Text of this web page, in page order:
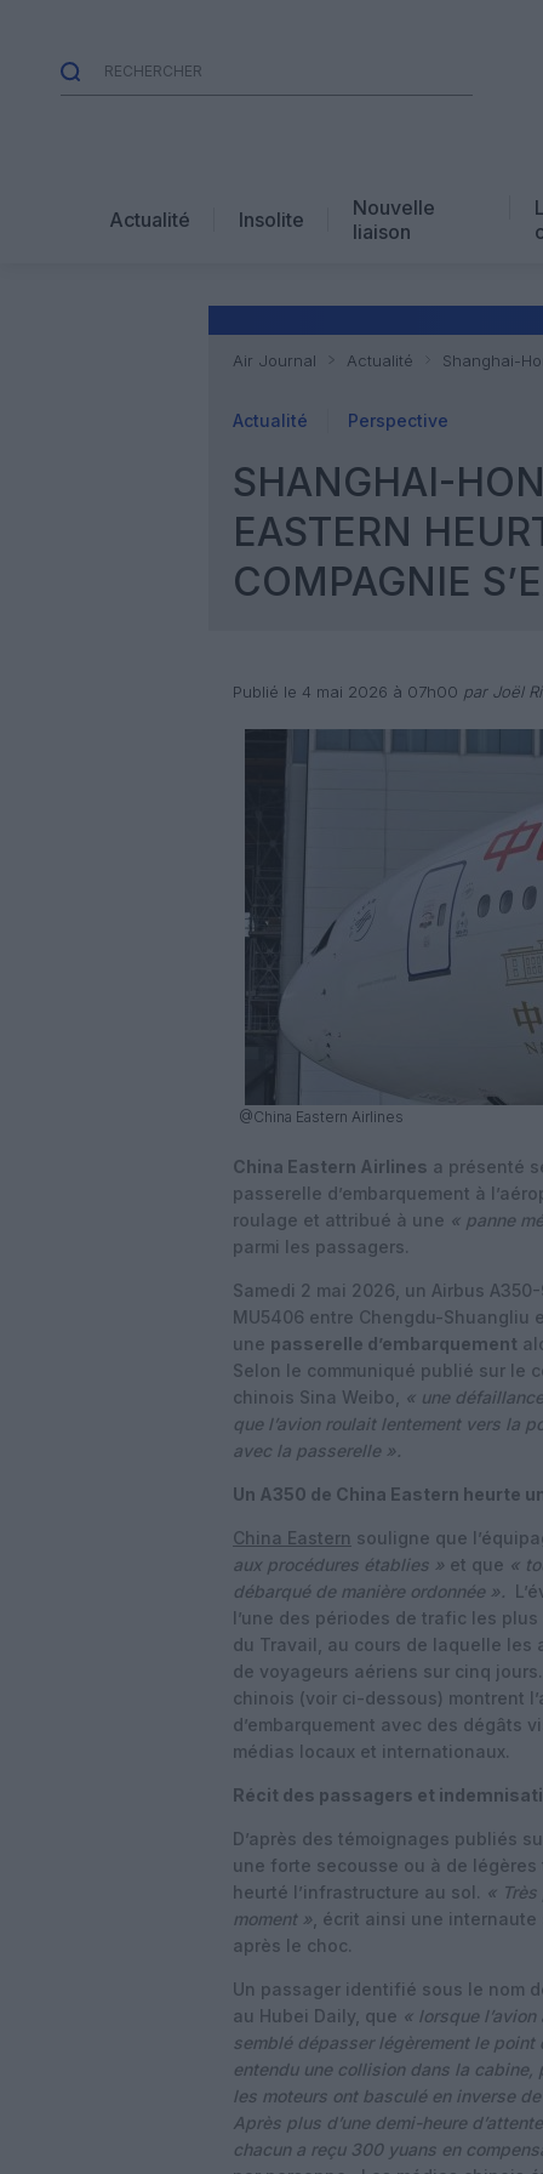
Actualité Insolite
Nouvelle
liaison
Air Journal Actualité Shanghai-
Actualité Perspective
SHANGHAI-
EASTERN
COMPAGNIE
Publié le 4 mai 2026 à 07h00 par Joël
@China Eastern Airlines
China Eastern Airlines a présenté
passerelle d’embarquement à
roulage et attribué à une « panne
parmi les passagers.
Samedi 2 mai 2026, un Airbus
MU5406 entre Chengdu-Shuangliu
une passerelle d’embarquement
Selon le communiqué publié sur le
chinois Sina Weibo,
« une
que l’avion roulait lentement vers la
avec la passerelle ».
Un A350 de China Eastern heurte
China Eastern souligne que
aux procédures établies » et que «
débarqué de manière ordonnée ».
l’une des périodes de trafic les plus
du Travail, au cours de laquelle les
de voyageurs aériens sur cinq jours.
chinois (voir ci-dessous) montrent
d’embarquement avec des dégâts
médias locaux et internationaux.
Récit des passagers et
D’après des témoignages publiés
une forte secousse ou à de
heurté l’infrastructure au sol. «
moment » , écrit ainsi une
après le choc.
Un passager identifié sous le nom
au Hubei Daily, que « lorsque
semblé dépasser légèrement le point
entendu une collision dans la cabine,
les moteurs ont basculé en inverse
Après plus d’une demi-heure
chacun a reçu 300 yuans en